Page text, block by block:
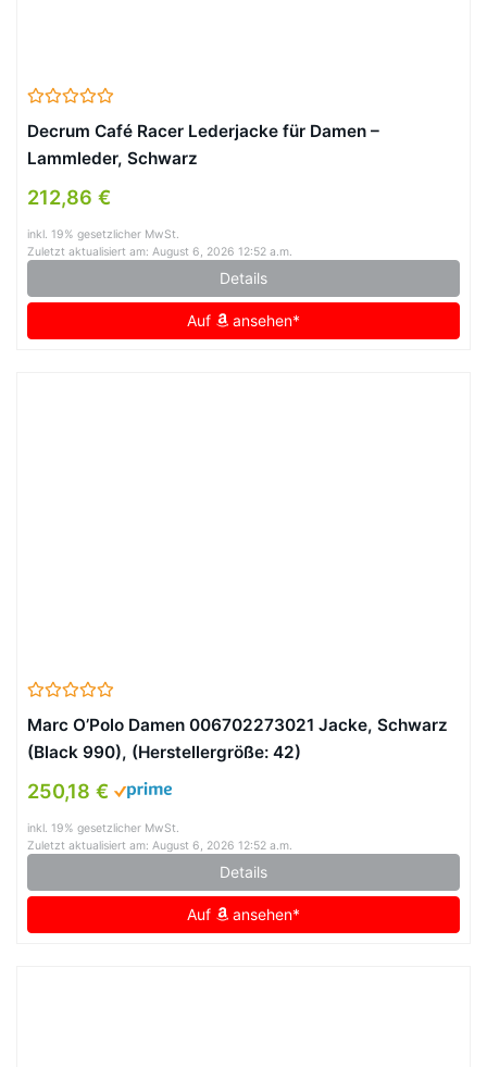
Decrum Café Racer Lederjacke für Damen –
Lammleder, Schwarz
212,86 €
inkl. 19% gesetzlicher MwSt.
Zuletzt aktualisiert am: August 6, 2026 12:52 a.m.
Details
Auf ansehen*
Marc O’Polo Damen 006702273021 Jacke, Schwarz
(Black 990), (Herstellergröße: 42)
250,18 €
inkl. 19% gesetzlicher MwSt.
Zuletzt aktualisiert am: August 6, 2026 12:52 a.m.
Details
Auf ansehen*